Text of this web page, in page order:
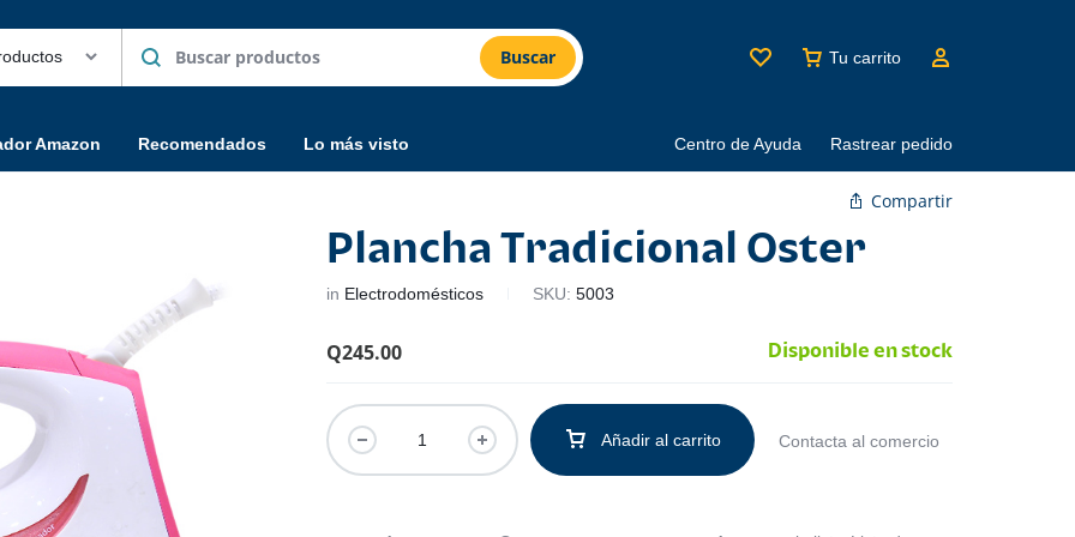
Buscar Tu carrito
Amazon Recomendados Lo más visto Centro de Ayuda Rastrear pedido
Compartir
Plancha Tradicional Oster
in Electrodomésticos SKU:5003
Q245.00 Disponible en stock
Añadir al carrito Contacta al comercio